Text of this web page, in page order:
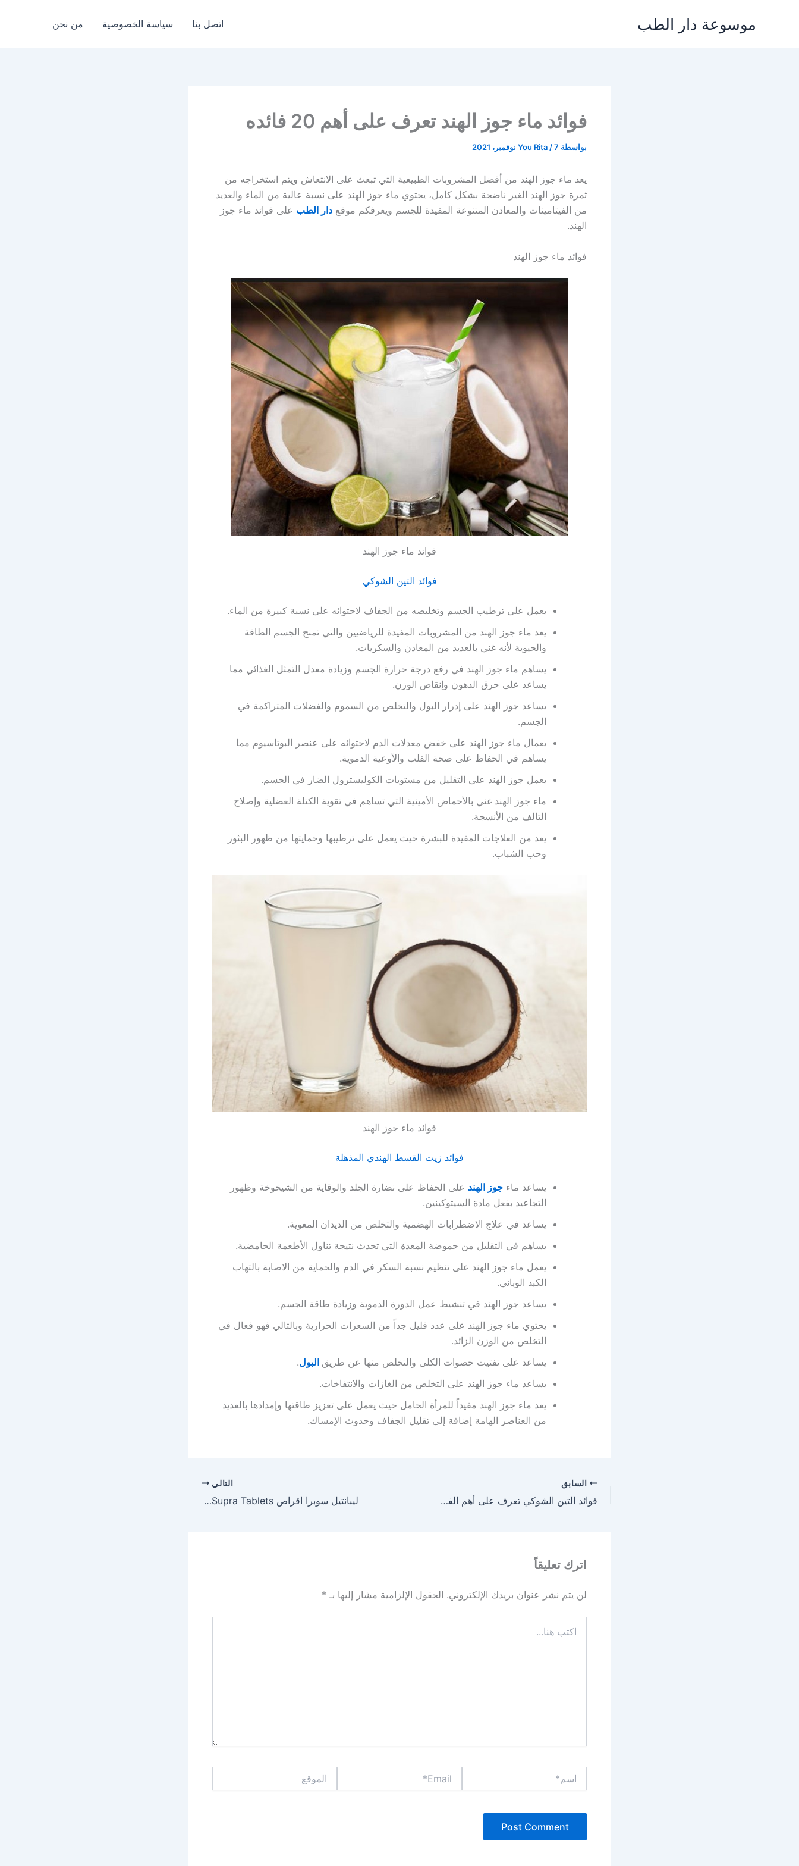
موسوعة دار الطب اتصل بنا سياسة الخصوصية من نحن
فوائد ماء جوز الهند تعرف على أهم 20 فائده
بواسطة You Rita /7 نوفمبر، 2021
يعد ماء جوز الهند من أفضل المشروبات الطبيعية التي تبعث على الانتعاش ويتم استخراجه من
ثمرة جوز الهند الغير ناضجة بشكل كامل، يحتوي ماء جوز الهند على نسبة عالية من الماء والعديد
من الفيتامينات والمعادن المتنوعة المفيدة للجسم ويعرفكم موقع دار الطب على فوائد ماء جوز
الهند.
فوائد ماء جوز الهند
فوائد ماء جوز الهند
فوائد التين الشوكي
يعمل على ترطيب الجسم وتخليصه من الجفاف لاحتوائه على نسبة كبيرة من الماء.
يعد ماء جوز الهند من المشروبات المفيدة للرياضيين والتي تمنح الجسم الطاقة
والحيوية لأنه غني بالعديد من المعادن والسكريات.
يساهم ماء جوز الهند في رفع درجة حرارة الجسم وزيادة معدل التمثل الغذائي مما
يساعد على حرق الدهون وإنقاص الوزن.
يساعد جوز الهند على إدرار البول والتخلص من السموم والفضلات المتراكمة في
الجسم.
يعمال ماء جوز الهند على خفض معدلات الدم لاحتوائه على عنصر البوتاسيوم مما
يساهم في الحفاظ على صحة القلب والأوعية الدموية.
يعمل جوز الهند على التقليل من مستويات الكوليسترول الضار في الجسم.
ماء جوز الهند غني بالأحماض الأمينية التي تساهم في تقوية الكتلة العضلية وإصلاح
التالف من الأنسجة.
يعد من العلاجات المفيدة للبشرة حيث يعمل على ترطيبها وحمايتها من ظهور البثور
وحب الشباب.
فوائد ماء جوز الهند
فوائد زيت القسط الهندي المذهلة
يساعد ماء جوز الهند على الحفاظ على نضارة الجلد والوقاية من الشيخوخة وظهور
التجاعيد بفعل مادة السيتوكينين.
يساعد في علاج الاضطرابات الهضمية والتخلص من الديدان المعوية.
يساهم في التقليل من حموضة المعدة التي تحدث نتيجة تناول الأطعمة الحامضية.
يعمل ماء جوز الهند على تنظيم نسبة السكر في الدم والحماية من الاصابة بالتهاب
الكبد الوبائي.
يساعد جوز الهند في تنشيط عمل الدورة الدموية وزيادة طاقة الجسم.
يحتوي ماء جوز الهند على عدد قليل جداً من السعرات الحرارية وبالتالي فهو فعال في
التخلص من الوزن الزائد.
يساعد على تفتيت حصوات الكلى والتخلص منها عن طريق البول.
يساعد ماء جوز الهند على التخلص من الغازات والانتفاخات.
يعد ماء جوز الهند مفيداً للمرأة الحامل حيث يعمل على تعزيز طاقتها وإمدادها بالعديد
من العناصر الهامة إضافة إلى تقليل الجفاف وحدوث الإمساك.
السابق
فوائد التين الشوكي تعرف على أهم الفوائد والأضرار
التالي
ليبانتيل سوبرا اقراص Lipanthyl Supra Tablets لعلاج الكوليسترول والدهون الثلاثية
اترك تعليقاً
لن يتم نشر عنوان بريدك الإلكتروني. الحقول الإلزامية مشار إليها بـ *
هنا...